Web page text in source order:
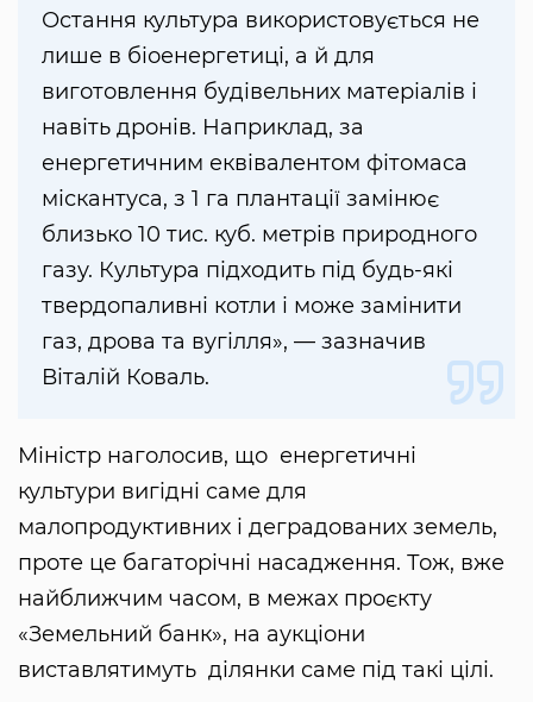
Остання культура використовується не
лише в біоенергетиці, а й для
виготовлення будівельних матеріалів і
навіть дронів. Наприклад, за
енергетичним еквівалентом фітомаса
міскантуса, з 1 га плантації замінює
близько 10 тис. куб. метрів природного
газу. Культура підходить під будь-які
твердопаливні котли і може замінити
газ, дрова та вугілля», — зазначив
Віталій Коваль.
Міністр наголосив, що енергетичні
культури вигідні саме для
малопродуктивних і деградованих земель,
проте це багаторічні насадження. Тож, вже
найближчим часом, в межах проєкту
«Земельний банк», на аукціони
виставлятимуть ділянки саме під такі цілі.